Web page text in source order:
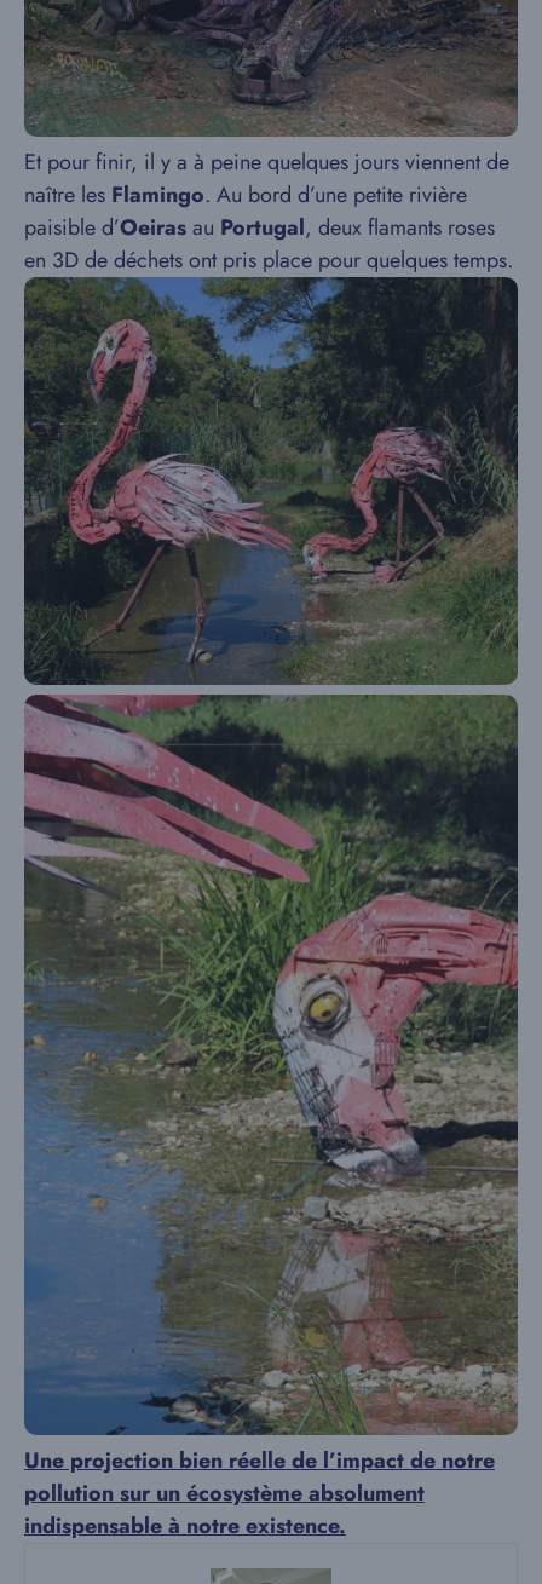
Et pour finir, il y a à peine quelques jours viennent de
naître les Flamingo. Au bord d’une petite rivière
paisible d’Oeirasau Portugal, deux flamants roses
en 3D de déchets ont pris place pour quelques temps.
Une projection bien réelle de l’impact de notre
pollution sur un écosystème absolument
indispensable à notre existence.